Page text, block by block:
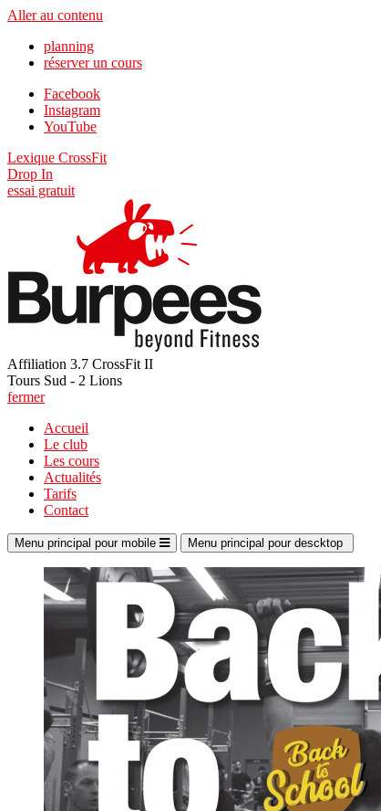
Aller au contenu
planning
réserver un cours
Facebook
Instagram
YouTube
Lexique CrossFit
Drop In
essai gratuit
Affiliation 3.7 CrossFit II
Tours Sud - 2 Lions
fermer
Accueil
Le club
Les cours
Actualités
Tarifs
Contact
Menu principal pour mobile Menu principal pour descktop